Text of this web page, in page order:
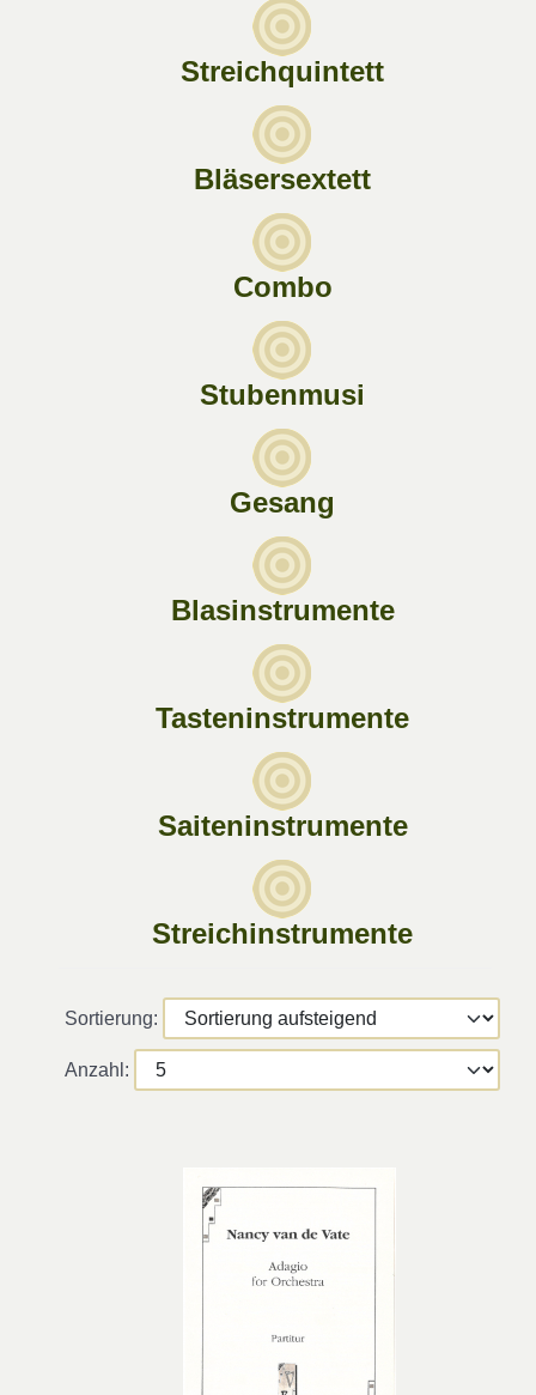
Streichquintett
Bläsersextett
Combo
Stubenmusi
Gesang
Blasinstrumente
Tasteninstrumente
Saiteninstrumente
Streichinstrumente
Sortierung:
Anzahl: